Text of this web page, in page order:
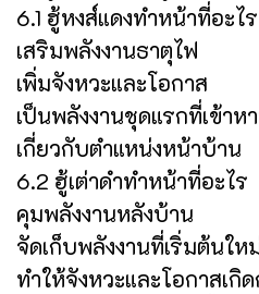
6.1 ฮู้หงส์แดงทำหน้าที่อะไร
เสริมพลังงานธาตุไฟ
เพิ่มจังหวะและโอกาส
เป็นพลังงานชุดแรกที่เข้าห
เกี่ยวกับตำแหน่งหน้าบ้าน
6.2 ฮู้เต่าดำทำหน้าที่อะไร
คุมพลังงานหลังบ้าน
จัดเก็บพลังงานที่เริ่มต้นให
ทำให้จังหวะและโอกาสเกิ